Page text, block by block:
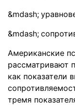
Американские
рассматривают
как показатели
тремя